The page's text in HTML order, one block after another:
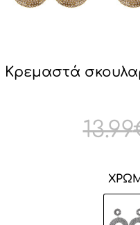
Κρεμαστά
13.99